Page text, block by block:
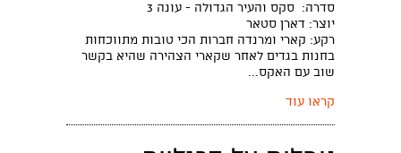
סדרה: סקס והעיר הגדולה - עונה 3
יוצר: דארן סטאר
רקע: קארי ומרנדה חברות הכי טובות מתווכחות
בחנות בגדים לאחר שקארי הצהירה שהיא בקשר
שוב עם האקס...
קראו עוד